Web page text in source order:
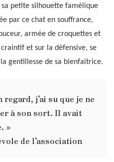
sa petite silhouette famélique
par ce chat en souffrance,
armée de croquettes et
et sur la défensive, se
gentillesse de sa bienfaitrice.
regard, j’ai su que je ne
à son sort. Il avait
»
de l’association